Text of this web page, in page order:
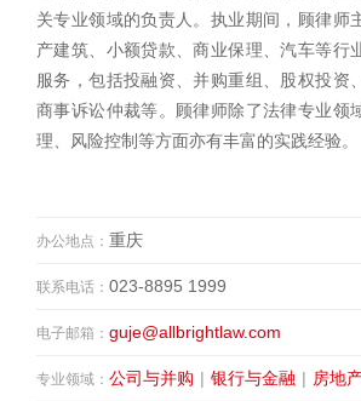
关专业领域的负责人。执业期间，顾律师
产建筑、小额贷款、商业保理、汽车等行
服务，包括投融资、并购重组、股权投资
商事诉讼仲裁等。顾律师除了法律专业领
理、风险控制等方面亦有丰富的实践经验。
办公地点： 重庆
联系电话： 023-8895 1999
电子邮箱： guje@allbrightlaw.com
专业领域： 公司与并购 | 银行与金融 | 房地